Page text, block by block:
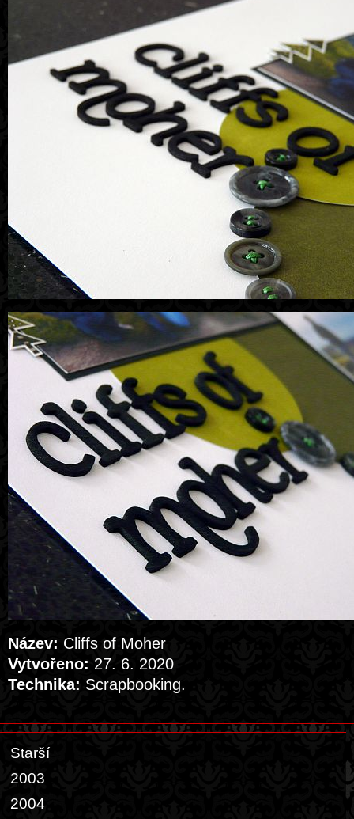
Název: Cliffs of Moher
Vytvořeno: 27. 6. 2020
Technika: Scrapbooking.
Starší
2003
2004